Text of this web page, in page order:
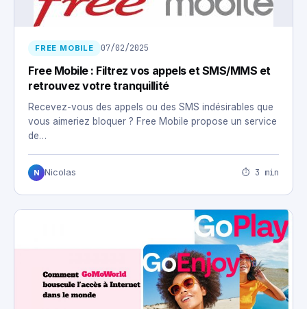
FREE MOBILE 07/02/2025
Free Mobile : Filtrez vos appels et SMS/MMS et
retrouvez votre tranquillité
Recevez-vous des appels ou des SMS indésirables que
vous aimeriez bloquer ? Free Mobile propose un service
de…
N Nicolas ⏱ 3 min